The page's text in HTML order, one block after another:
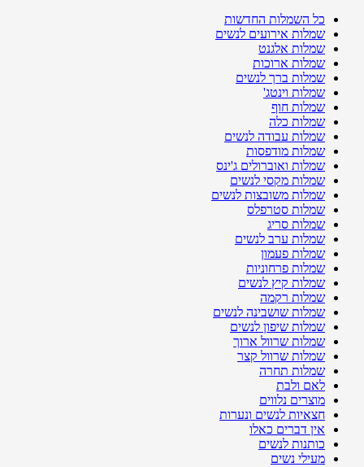
כל השמלות החדשות
שמלות אירועים לנשים
שמלות אלגנט
שמלות ארוכות
שמלות ברך לנשים
שמלות וינטג'
שמלות חוף
שמלות כלה
שמלות עבודה לנשים
שמלות מודפסות
שמלות ואוברולים ג'ינס
שמלות מקסי לנשים
שמלות משובצות לנשים
שמלות סטרפלס
שמלות סריג
שמלות ערב לנשים
שמלות פעמון
שמלות פרחוניות
שמלות קיץ לנשים
שמלות רקמה
שמלות שושבינה לנשים
שמלות שיפון לנשים
שמלות שרוול ארוך
שמלות שרוול קצר
שמלות תחרה
לאם ולבת
מוצרים נלווים
חצאיות לנשים ונערות
אין דברים כאלו
כותנות לנשים
מעילי נשים